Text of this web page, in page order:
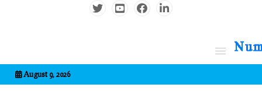
August 9, 2026